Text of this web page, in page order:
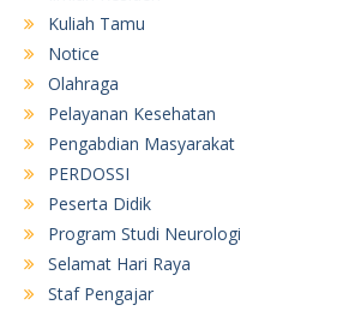
Kuliah Tamu
Notice
Olahraga
Pelayanan Kesehatan
Pengabdian Masyarakat
PERDOSSI
Peserta Didik
Program Studi Neurologi
Selamat Hari Raya
Staf Pengajar